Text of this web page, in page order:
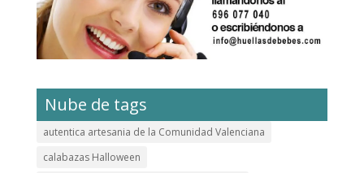
Nube de tags
autentica artesania de la Comunidad Valenciana
calabazas Halloween